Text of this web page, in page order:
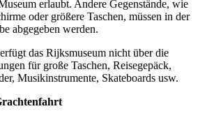
erlaubt. Andere Gegenstände, wie
oder größere Taschen, müssen in der
abgegeben werden.
das Rijksmuseum nicht über die
für große Taschen, Reisegepäck,
Musikinstrumente, Skateboards usw.